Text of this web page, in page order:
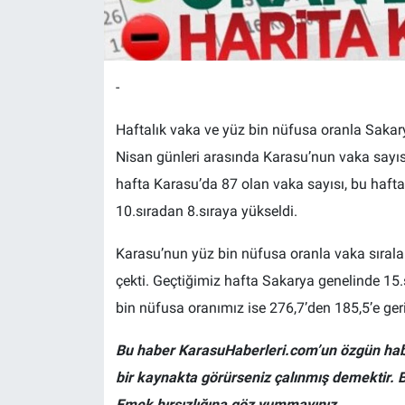
-
Haftalık vaka ve yüz bin nüfusa oranla
Nisan günleri arasında Karasu’nun vaka
hafta Karasu’da 87 olan vaka sayısı, bu
10.sıradan 8.sıraya yükseldi.
Karasu’nun yüz bin nüfusa oranla vaka
çekti. Geçtiğimiz hafta Sakarya genelinde
bin nüfusa oranımız ise 276,7’den 185,5’e
Bu haber KarasuHaberleri.com’un özgün
bir kaynakta görürseniz çalınmış demektir.